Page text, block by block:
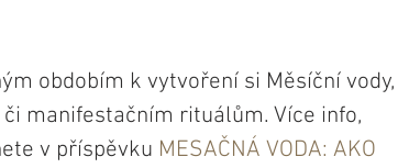
obdobím k vytvoření si Měsíční vody,
manifestačním rituálům. Více info,
v příspěvku MESAČNÁ VODA: AKO